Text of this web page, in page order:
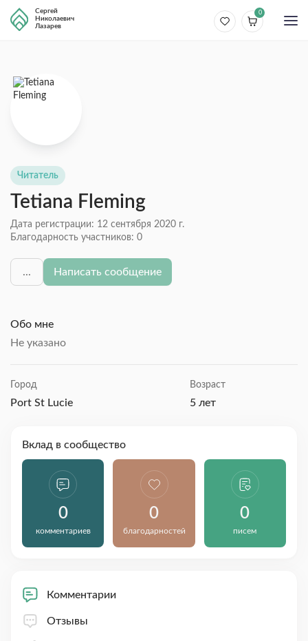
Сергей
Николаевич
Лазарев
0
Читатель
Tetiana Fleming
Дата регистрации: 12 сентября 2020 г.
Благодарность участников: 0
... Написать сообщение
Обо мне
Не указано
Город
Port St Lucie
Возраст
5 лет
Вклад в сообщество
0
комментариев
0
благодарностей
0
писем
Комментарии
Отзывы